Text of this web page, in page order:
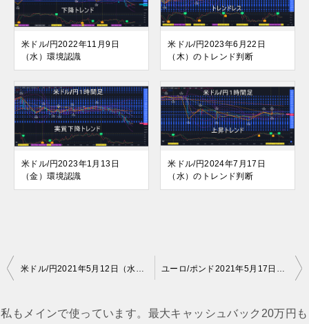
米ドル/円2022年11月9日
（水）環境認識
米ドル/円2023年6月22日
（木）のトレンド判断
米ドル/円2023年1月13日
（金）環境認識
米ドル/円2024年7月17日
（水）のトレンド判断
投
ナ
米ドル/円2021年5月12日（水）環境認識 ユーロ/ポンド2021年5月17日（月）の見通し
私もメインで使っています。最大キャッシュバック20万円も